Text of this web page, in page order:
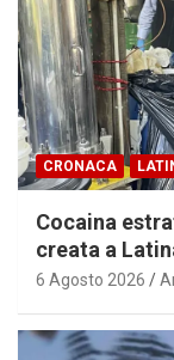
CRONACA
Cocaina
creata a
6 Agosto 2026